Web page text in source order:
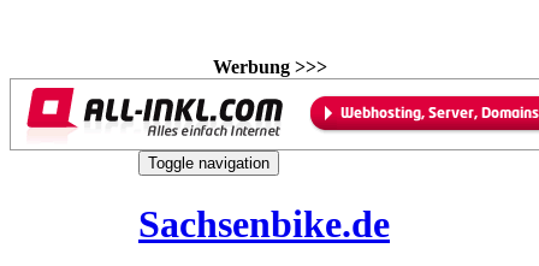
Werbung >>>
Toggle navigation
Sachsenbike.de